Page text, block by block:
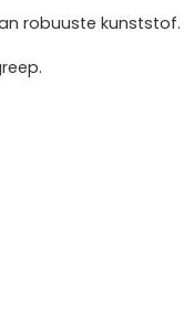
robuuste kunststof.